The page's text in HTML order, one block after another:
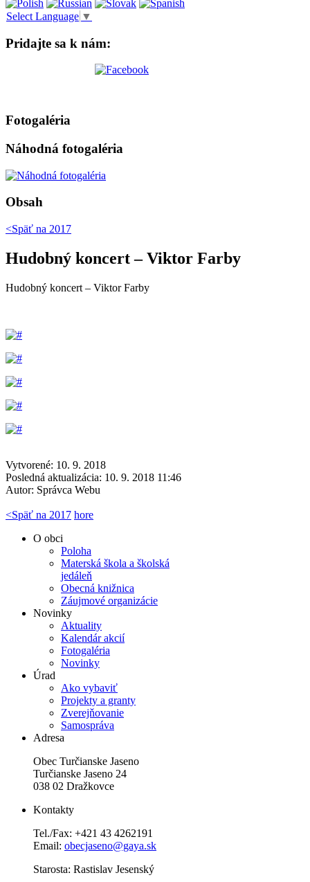
Select Language ▼
Pridajte sa k nám:
Fotogaléria
Náhodná fotogaléria
Obsah
<Späť na 2017
Hudobný koncert – Viktor Farby
Hudobný koncert – Viktor Farby
Vytvorené: 10. 9. 2018
Posledná aktualizácia: 10. 9. 2018 11:46
Autor: Správca Webu
<Späť na 2017 hore
O obci
Poloha
Materská škola a školská
jedáleň
Obecná knižnica
Záujmové organizácie
Novinky
Aktuality
Kalendár akcií
Fotogaléria
Novinky
Úrad
Ako vybaviť
Projekty a granty
Zverejňovanie
Samospráva
Adresa
Obec Turčianske Jaseno
Turčianske Jaseno 24
038 02 Dražkovce
Kontakty
Tel./Fax: +421 43 4262191
Email: obecjaseno@gaya.sk
Starosta: Rastislav Jesenský